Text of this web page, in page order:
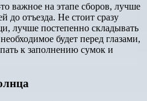
важное на этапе сборов, лучше
до отъезда. Не стоит сразу
лучше постепенно складывать
будет перед глазами,
к заполнению сумок и